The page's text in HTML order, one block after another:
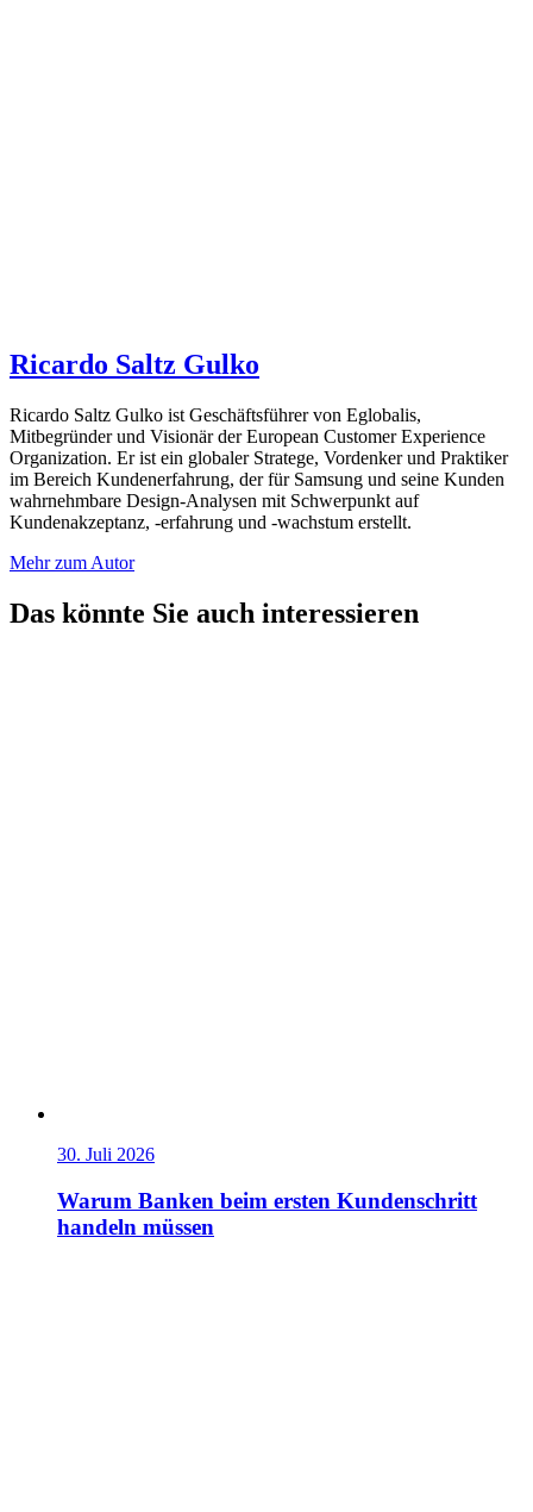
Ricardo Saltz Gulko
Ricardo Saltz Gulko ist Geschäftsführer von Eglobalis,
Mitbegründer und Visionär der European Customer Experience
Organization. Er ist ein globaler Stratege, Vordenker und Praktiker
im Bereich Kundenerfahrung, der für Samsung und seine Kunden
wahrnehmbare Design-Analysen mit Schwerpunkt auf
Kundenakzeptanz, -erfahrung und -wachstum erstellt.
Mehr zum Autor
Das könnte Sie auch interessieren
30. Juli 2026
Warum Banken beim ersten Kundenschritt
handeln müssen